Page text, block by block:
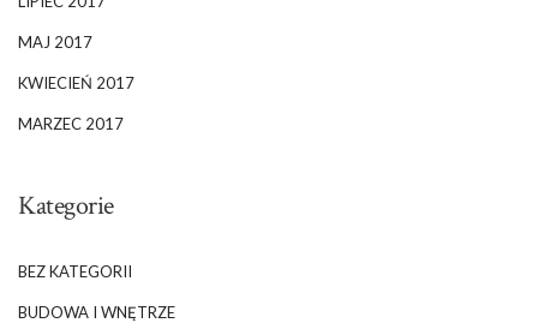
MAJ 2017
KWIECIEŃ 2017
MARZEC 2017
Kategorie
BEZ KATEGORII
BUDOWA I WNĘTRZE